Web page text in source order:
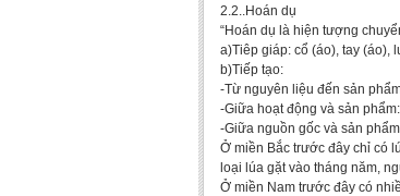
2.2..Hoán dụ
“Hoán dụ là hiện tượng
a)Tiêp giáp: cổ (áo), tay (áo),
b)Tiếp tạo:
-Từ nguyên liệu đến sản
-Giữa hoạt động và sản
-Giữa nguồn gốc và sản
Ở miền Bắc trước đây chỉ có
loại lúa gặt vào tháng năm,
Ở miền Nam trước đây có